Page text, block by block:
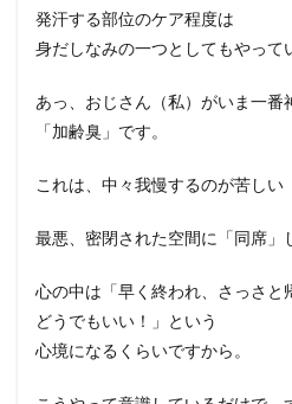
発汗する部位のケア程度は
身だしなみの一つとしてもやって
あっ、おじさん（私）がいま一番
「加齢臭」です。
これは、中々我慢するのが苦しい
最悪、密閉された空間に「同席」
心の中は「早く終われ、さっさと
どうでもいい！」という
心境になるくらいですから。